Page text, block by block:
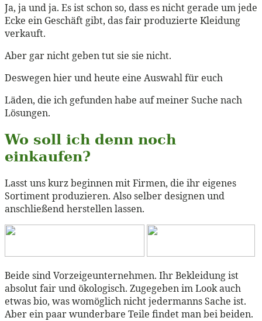
Ja, ja und ja. Es ist schon so, dass es nicht gerade um jede
Ecke ein Geschäft gibt, das fair produzierte Kleidung
verkauft.
Aber gar nicht geben tut sie sie nicht.
Deswegen hier und heute eine Auswahl für euch
Läden, die ich gefunden habe auf meiner Suche nach
Lösungen.
Wo soll ich denn noch
einkaufen?
Lasst uns kurz beginnen mit Firmen, die ihr eigenes
Sortiment produzieren. Also selber designen und
anschließend herstellen lassen.
Beide sind Vorzeigeunternehmen. Ihr Bekleidung ist
absolut fair und ökologisch. Zugegeben im Look auch
etwas bio, was womöglich nicht jedermanns Sache ist.
Aber ein paar wunderbare Teile findet man bei beiden.